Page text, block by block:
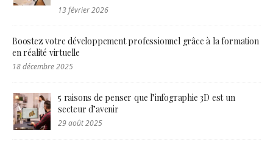
13 février 2026
Boostez votre développement professionnel grâce à la formation
en réalité virtuelle
18 décembre 2025
5 raisons de penser que l’infographie 3D est un
secteur d’avenir
29 août 2025